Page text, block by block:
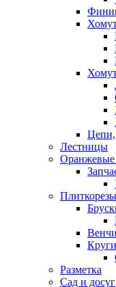
Лестницы
Оранжевые
Плиткорезы
Разметка
Сад и досуг